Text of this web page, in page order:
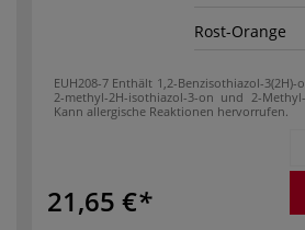
Rost-Orange
EUH208-7 Enthält 1,2-Benzisothiazol-3(2H)-
2-methyl-2H-isothia­zol-3-on und 2-
Kann allergische Reaktionen hervorrufen.
21,65 €